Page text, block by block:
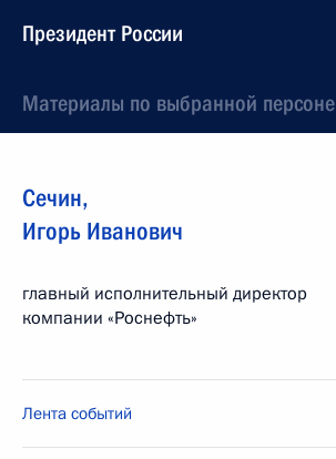
Президент России
Материалы по выбранной персоне
Сечин,
Игорь Иванович
главный исполнительный директор
компании «Роснефть»
Лента событий